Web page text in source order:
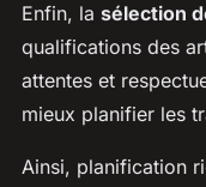
Enfin, la sélection
qualifications des
attentes et
mieux planifier les
Ainsi, planification